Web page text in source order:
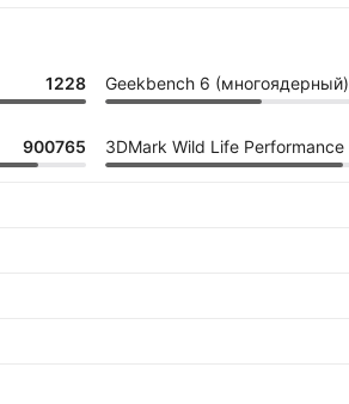
1228 Geekbench 6 (многоядерный)
900765 3DMark Wild Life Performance